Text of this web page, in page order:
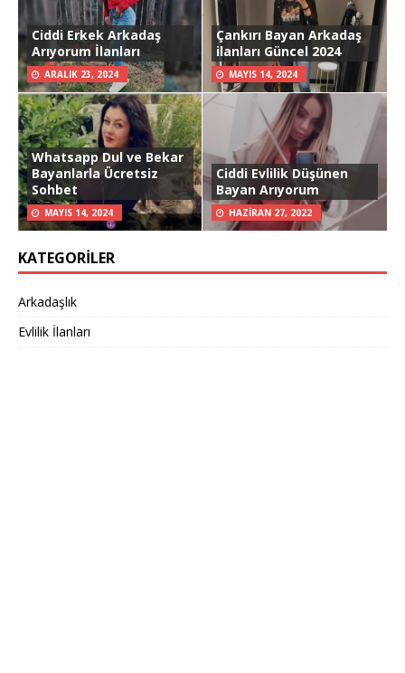
Ciddi Erkek Arkadaş
Arıyorum İlanları
ARALIK 23, 2024
Çankırı Bayan Arkadaş
ilanları Güncel 2024
MAYIS 14, 2024
Whatsapp Dul ve Bekar
Bayanlarla Ücretsiz
Sohbet
MAYIS 14, 2024
Ciddi Evlilik Düşünen
Bayan Arıyorum
HAZIRAN 27, 2022
KATEGORILER
Arkadaşlık
Evlilik İlanları